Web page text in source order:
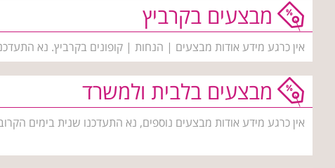
מבצעים בקרביץ
אין כרגע מידע אודות מבצעים | הנחות | קופונים בקרביץ. נא
מבצעים בלבית ולמשרד
אין כרגע מידע אודות מבצעים נוספים, נא התעדכנו שנית בימים